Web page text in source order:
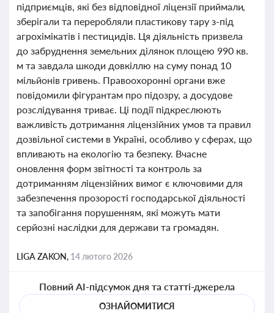
підприємців, які без відповідної ліцензії приймали,
зберігали та переробляли пластикову тару з-під
агрохімікатів і пестицидів. Ця діяльність призвела
до забруднення земельних ділянок площею 990 кв.
м та завдала шкоди довкіллю на суму понад 10
мільйонів гривень. Правоохоронні органи вже
повідомили фігурантам про підозру, а досудове
розслідування триває. Ці події підкреслюють
важливість дотримання ліцензійних умов та правил
дозвільної системи в Україні, особливо у сферах, що
впливають на екологію та безпеку. Вчасне
оновлення форм звітності та контроль за
дотриманням ліцензійних вимог є ключовими для
забезпечення прозорості господарської діяльності
та запобігання порушенням, які можуть мати
серйозні наслідки для держави та громадян.
LIGA ZAKON, 14 лютого 2026
Повний AI-підсумок дня та статті-джерела
ОЗНАЙОМИТИСЯ